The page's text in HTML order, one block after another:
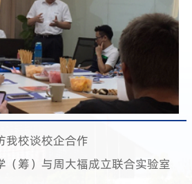
我校谈校企合作
（筹）与周大福成立联合实验室